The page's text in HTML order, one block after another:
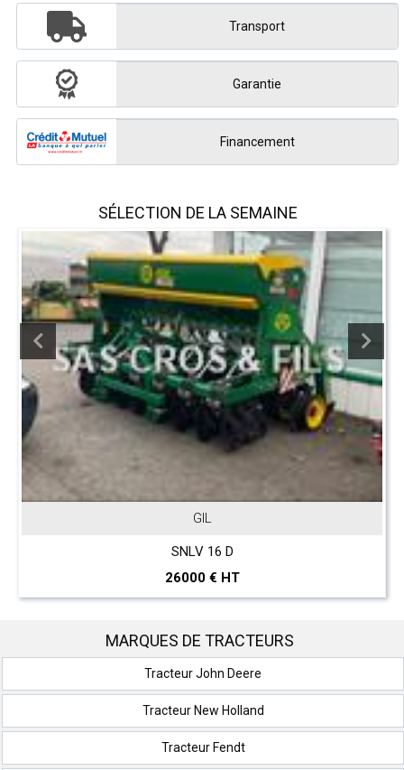
Transport
Garantie
Financement
SÉLECTION DE LA SEMAINE
SNLV 16 D
26000 € HT
MARQUES DE TRACTEURS
Tracteur John Deere
Tracteur New Holland
Tracteur Fendt